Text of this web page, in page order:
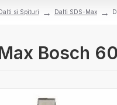
si Spituri Dalti SDS-Max
Bosch